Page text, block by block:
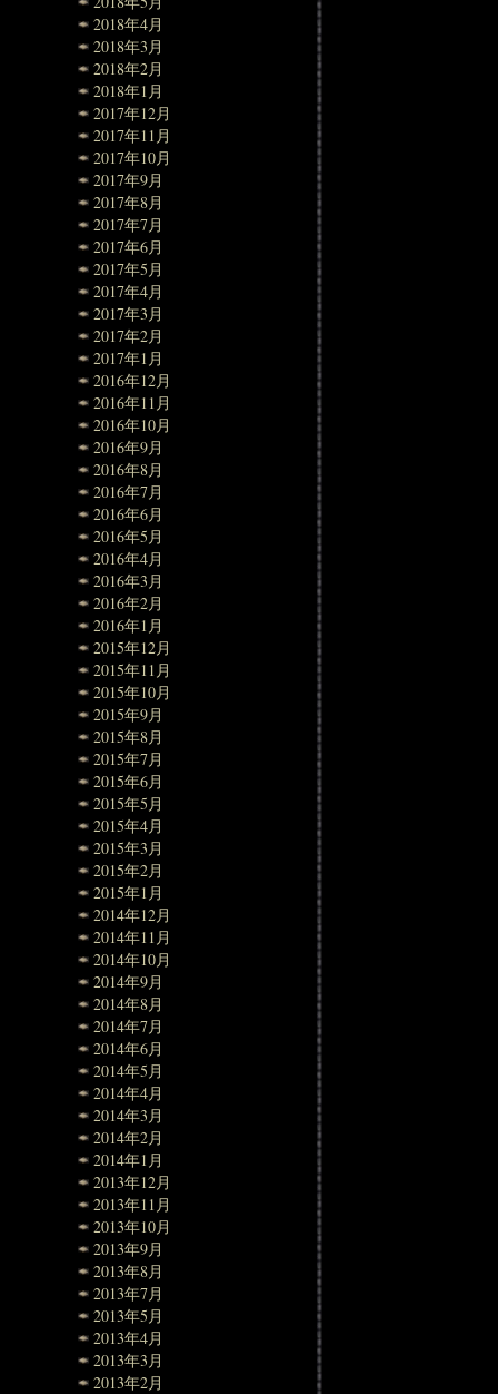
2018年4月
2018年3月
2018年2月
2018年1月
2017年12月
2017年11月
2017年10月
2017年9月
2017年8月
2017年7月
2017年6月
2017年5月
2017年4月
2017年3月
2017年2月
2017年1月
2016年12月
2016年11月
2016年10月
2016年9月
2016年8月
2016年7月
2016年6月
2016年5月
2016年4月
2016年3月
2016年2月
2016年1月
2015年12月
2015年11月
2015年10月
2015年9月
2015年8月
2015年7月
2015年6月
2015年5月
2015年4月
2015年3月
2015年2月
2015年1月
2014年12月
2014年11月
2014年10月
2014年9月
2014年8月
2014年7月
2014年6月
2014年5月
2014年4月
2014年3月
2014年2月
2014年1月
2013年12月
2013年11月
2013年10月
2013年9月
2013年8月
2013年7月
2013年5月
2013年4月
2013年3月
2013年2月